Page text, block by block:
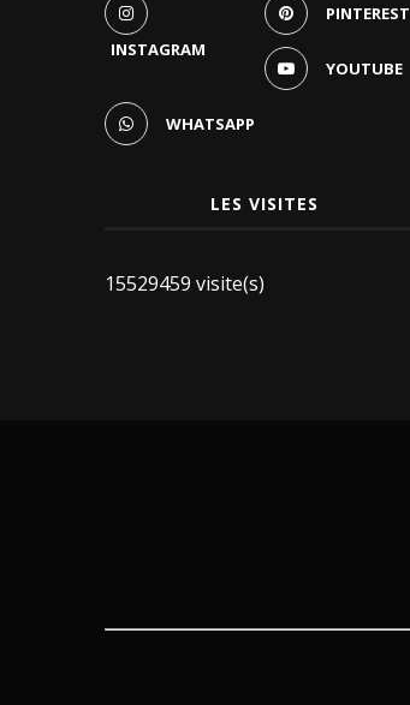
INSTAGRAM
PINTEREST
YOUTUBE
WHATSAPP
LES VISITES
15529459 visite(s)